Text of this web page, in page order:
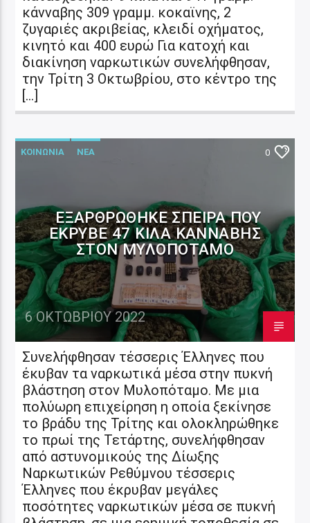
κάνναβης 309 γραμμ. κοκαϊνης, 2
ζυγαριές ακριβείας, κλειδί οχήματος,
κινητό και 400 ευρώ Για κατοχή και
διακίνηση ναρκωτικών συνελήφθησαν,
την Τρίτη 3 Οκτωβρίου, στο κέντρο της
[…]
ΚΟΙΝΩΝΙΑ ΝΕΑ 0
ΕΞΑΡΘΡΏΘΗΚΕ ΣΠΕΊΡΑ ΠΟΥ
ΈΚΡΥΒΕ 47 ΚΙΛΆ ΚΆΝΝΑΒΗΣ
ΣΤΟΝ ΜΥΛΟΠΌΤΑΜΟ
6 ΟΚΤΩΒΡΊΟΥ 2022
Συνελήφθησαν τέσσερις Έλληνες που
έκυβαν τα ναρκωτικά μέσα στην πυκνή
βλάστηση στον Μυλοπόταμο. Με μια
πολύωρη επιχείρηση η οποία ξεκίνησε
το βράδυ της Τρίτης και ολοκληρώθηκε
το πρωί της Τετάρτης, συνελήφθησαν
από αστυνομικούς της Δίωξης
Ναρκωτικών Ρεθύμνου τέσσερις
Έλληνες που έκρυβαν μεγάλες
ποσότητες ναρκωτικών μέσα σε πυκνή